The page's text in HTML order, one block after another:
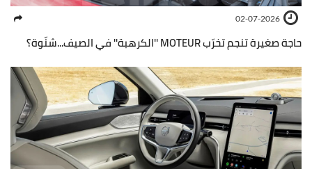
02-07-2026
حاجة صغيرة تنجم تخرّب MOTEUR ''الكرهبة'' في الصيف...شنّوة؟